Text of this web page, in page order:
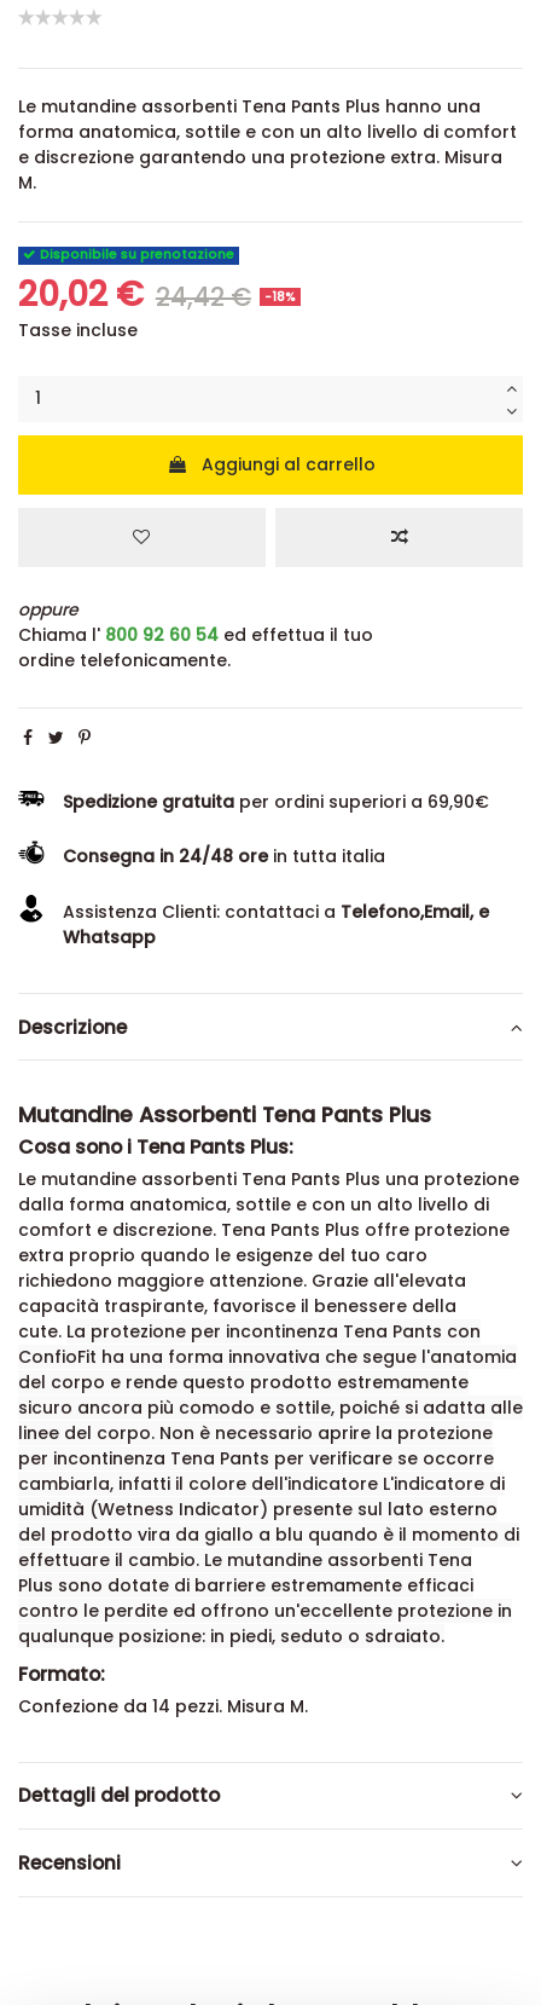
Le mutandine assorbenti Tena Pants Plus hanno una
forma anatomica, sottile e con un alto livello di comfort
e discrezione garantendo una protezione extra. Misura
M.
Disponibile su prenotazione
20,02 € 24,42 € -18%
Tasse incluse
Aggiungi al carrello
oppure
Chiama l' 800 92 60 54 ed effettua il tuo
ordine telefonicamente.
Spedizione gratuita per ordini superiori a 69,90€
Consegna in 24/48 orein tutta italia
Assistenza Clienti: contattaci a Telefono,Email, e
Whatsapp
Descrizione
Mutandine Assorbenti Tena Pants Plus
Cosa sono i Tena Pants Plus:
Le mutandine assorbenti Tena Pants Plus una protezione
dalla forma anatomica, sottile e con un alto livello di
comfort e discrezione. Tena Pants Plus offre protezione
extra proprio quando le esigenze del tuo caro
richiedono maggiore attenzione. Grazie all'elevata
capacità traspirante, favorisce il benessere della
cute. La protezione per incontinenza Tena Pants con
ConfioFit ha una forma innovativa che segue l'anatomia
del corpo e rende questo prodotto estremamente
sicuro ancora più comodo e sottile, poiché si adatta alle
linee del corpo. Non è necessario aprire la protezione
per incontinenza Tena Pants per verificare se occorre
cambiarla, infatti il colore dell'indicatore L'indicatore di
umidità (Wetness Indicator) presente sul lato esterno
del prodotto vira da giallo a blu quando è il momento di
effettuare il cambio. Le mutandine assorbenti Tena
Plus sono dotate di barriere estremamente efficaci
contro le perdite ed offrono un'eccellente protezione in
qualunque posizione: in piedi, seduto o sdraiato.
Formato:
Confezione da 14 pezzi. Misura M.
Dettagli del prodotto
Recensioni